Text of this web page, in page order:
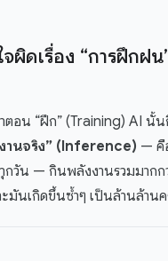
จผิดเรื่อง “การฝึกฝน
ตอน “ฝึก” (Training) AI นั้
งานจริง” (Inference) — คื
วัน — กินพลังงานรวมมากก
มันเกิดขึ้นซ้ำๆ เป็นล้านล้าน